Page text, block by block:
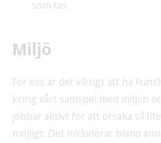
som tas.
Miljö
För oss är det viktigt att ha
kring vårt samspel med miljön
jobbar aktivt för att orsaka så
möjligt. Det inkluderar bland